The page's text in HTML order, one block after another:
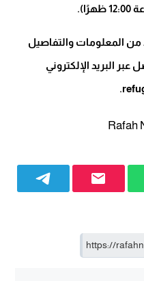
المعلومات والتفاصيل
البريد الإلكتروني